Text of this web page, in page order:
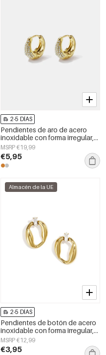
2-5 DÍAS
Pendientes de aro de acero
inoxidable con forma irregular,
sencillos, de la serie Daily
Simple, joyería para mujer.
MSRP €19,99
€5,95
Almacén de la UE
2-5 DÍAS
Pendientes de botón de acero
inoxidable con forma irregular,
sencillos, de la serie Daily
Simple, joyería para mujer.
MSRP €12,99
€3,95